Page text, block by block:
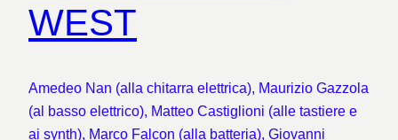
WEST
Amedeo Nan (alla chitarra elettrica), Maurizio Gazzola
(al basso elettrico), Matteo Castiglioni (alle tastiere e
ai synth), Marco Falcon (alla batteria), Giovanni